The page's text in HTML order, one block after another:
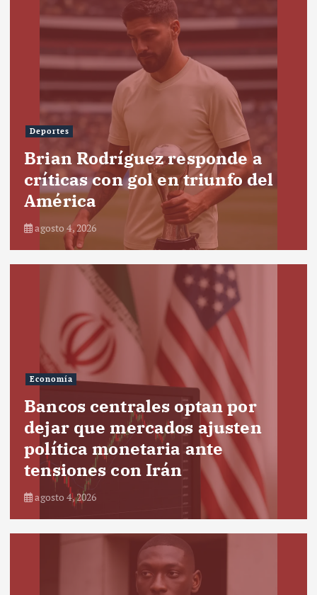
Deportes
Brian Rodríguez responde a
críticas con gol en triunfo del
América
agosto 4, 2026
Economía
Bancos centrales optan por
dejar que mercados ajusten
política monetaria ante
tensiones con Irán
agosto 4, 2026